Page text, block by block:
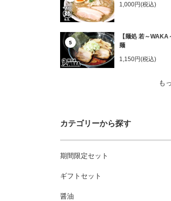
1,000円(税込)
5
【麺処 若～WAKA
麺
1,150円(税込)
も
カテゴリーから探す
期間限定セット
ギフトセット
醤油